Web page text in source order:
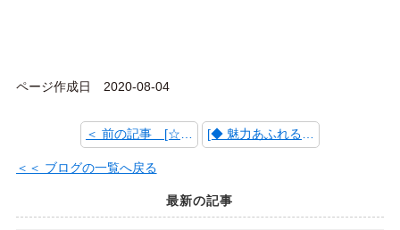
ページ作成日 2020-08-04
＜＜ ブログの一覧へ戻る
最新の記事